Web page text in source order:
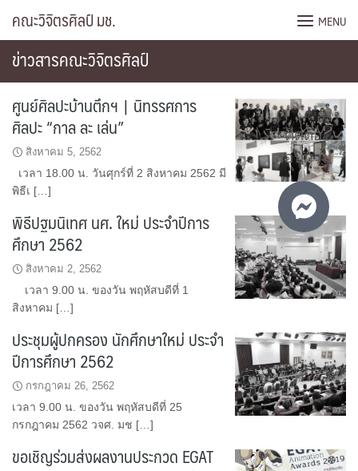
content
คณะวิจิตรศิลป์ มช. MENU
ข่าวสารคณะวิจิตรศิลป์
ศูนย์ศิลปะบ้านตึกฯ | นิทรรศการ
ศิลปะ “กาล ละ เล่น”
สิงหาคม 5, 2562
เวลา 18.00 น. วันศุกร์ที่ 2 สิงหาคม 2562 มี
พิธีเ […]
พิธีปฐมนิเทศ นศ. ใหม่ ประจำปีการ
ศึกษา 2562
สิงหาคม 2, 2562
เวลา 9.00 น. ของวัน พฤหัสบดีที่ 1
สิงหาคม […]
ประชุมผู้ปกครอง นักศึกษาใหม่ ประจำ
ปีการศึกษา 2562
กรกฎาคม 26, 2562
เวลา 9.00 น. ของวัน พฤหัสบดีที่ 25
กรกฎาคม 2562 วจศ. มช […]
ขอเชิญร่วมส่งผลงานประกวด EGAT
ติดต่อ
สอบถาม